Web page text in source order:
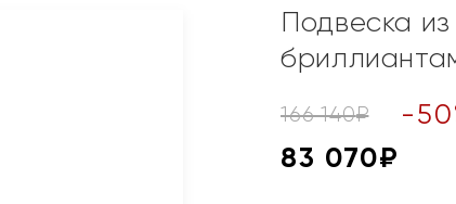
Подвеска
166 140₽ -50
83 070₽